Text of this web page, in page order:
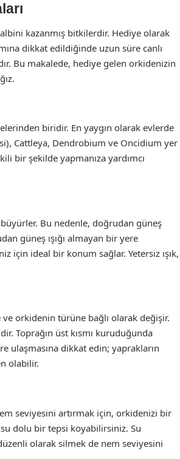
kazanmış bitkilerdir. Hediye olarak
dikkat edildiğinde uzun süre canlı
Bu makalede, hediye gelen orkidenizin
biridir. En yaygın olarak evlerde
Cattleya, Dendrobium ve Oncidium yer
bir şekilde yapmanıza yardımcı
Bu nedenle, doğrudan güneş
güneş ışığı almayan bir yere
için ideal bir konum sağlar. Yetersiz ışık,
ve orkidenin türüne bağlı olarak değişir.
Toprağın üst kısmı kuruduğunda
ulaşmasına dikkat edin; yaprakların
olabilir.
seviyesini artırmak için, orkidenizi bir
su dolu bir tepsi koyabilirsiniz. Su
olarak silmek de nem seviyesini